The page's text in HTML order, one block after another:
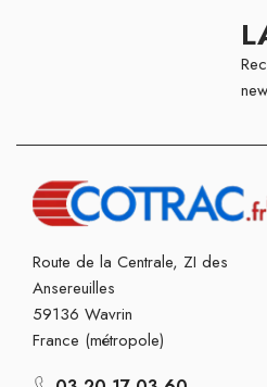
Route de la Centrale, ZI des
Ansereuilles
59136 Wavrin
France (métropole)